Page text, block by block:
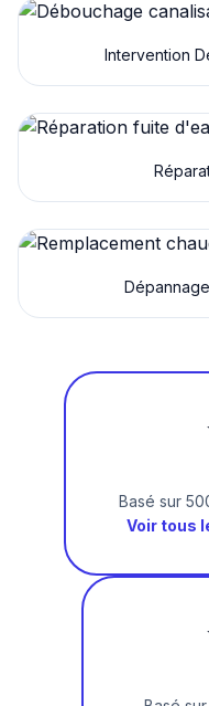
Intervention
Basé sur
Voir tous